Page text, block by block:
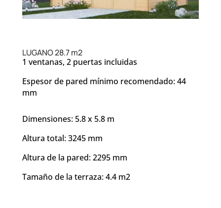
LUGANO 28.7 m2
1 ventanas, 2 puertas incluidas
Espesor de pared mínimo recomendado: 44
mm
Dimensiones: 5.8 x 5.8 m
Altura total: 3245 mm
Altura de la pared: 2295 mm
Tamaño de la terraza: 4.4 m2